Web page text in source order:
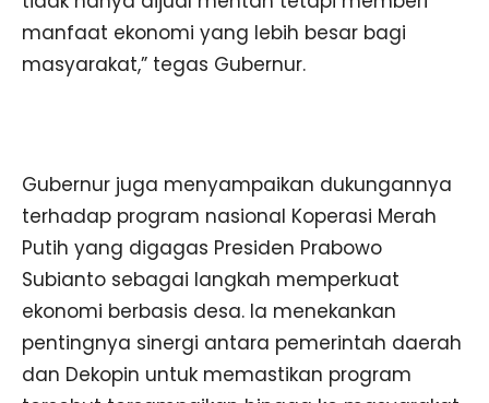
manfaat ekonomi yang lebih besar bagi
masyarakat,” tegas Gubernur.
Gubernur juga menyampaikan dukungannya
terhadap program nasional Koperasi Merah
Putih yang digagas Presiden Prabowo
Subianto sebagai langkah memperkuat
ekonomi berbasis desa. Ia menekankan
pentingnya sinergi antara pemerintah daerah
dan Dekopin untuk memastikan program